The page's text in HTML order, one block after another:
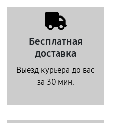
Бесплатная
доставка
Выезд курьера до вас
за 30 мин.